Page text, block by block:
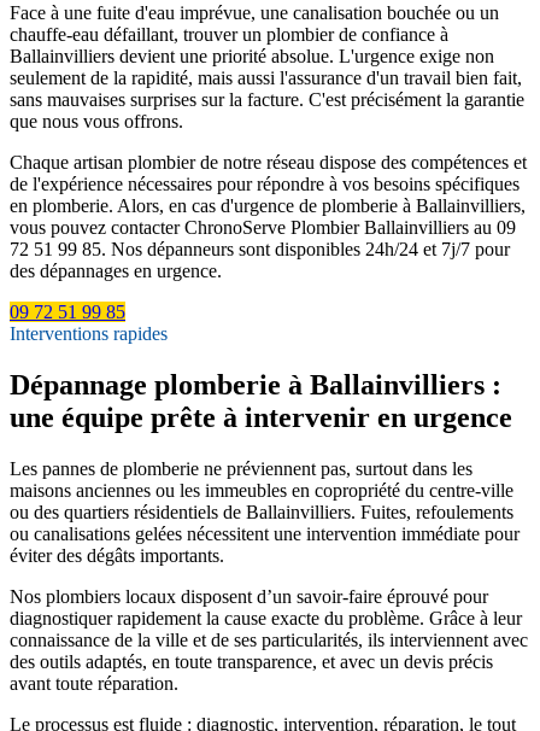
Face à une fuite d'eau imprévue, une canalisation bouchée ou un
chauffe-eau défaillant, trouver un plombier de confiance à
Ballainvilliers devient une priorité absolue. L'urgence exige non
seulement de la rapidité, mais aussi l'assurance d'un travail bien fait,
sans mauvaises surprises sur la facture. C'est précisément la garantie
que nous vous offrons.
Chaque artisan plombier de notre réseau dispose des compétences et
de l'expérience nécessaires pour répondre à vos besoins spécifiques
en plomberie. Alors, en cas d'urgence de plomberie à Ballainvilliers,
vous pouvez contacter ChronoServe Plombier Ballainvilliers au 09
72 51 99 85. Nos dépanneurs sont disponibles 24h/24 et 7j/7 pour
des dépannages en urgence.
09 72 51 99 85
Interventions rapides
Dépannage plomberie à Ballainvilliers :
une équipe prête à intervenir en urgence
Les pannes de plomberie ne préviennent pas, surtout dans les
maisons anciennes ou les immeubles en copropriété du centre-ville
ou des quartiers résidentiels de Ballainvilliers. Fuites, refoulements
ou canalisations gelées nécessitent une intervention immédiate pour
éviter des dégâts importants.
Nos plombiers locaux disposent d’un savoir-faire éprouvé pour
diagnostiquer rapidement la cause exacte du problème. Grâce à leur
connaissance de la ville et de ses particularités, ils interviennent avec
des outils adaptés, en toute transparence, et avec un devis précis
avant toute réparation.
Le processus est fluide : diagnostic, intervention, réparation, le tout